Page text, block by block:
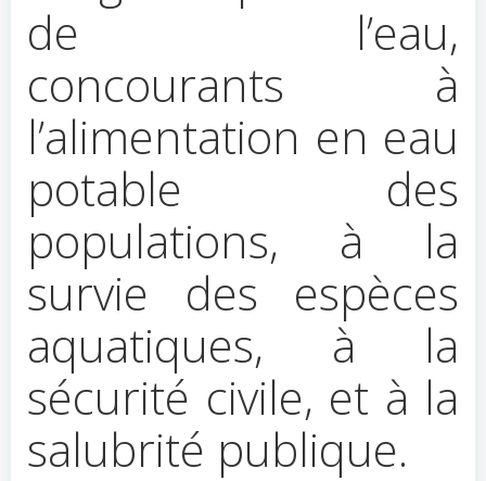
de l’eau,
concourants à
l’alimentation en eau
potable des
populations, à la
survie des espèces
aquatiques, à la
sécurité civile, et à la
salubrité publique.